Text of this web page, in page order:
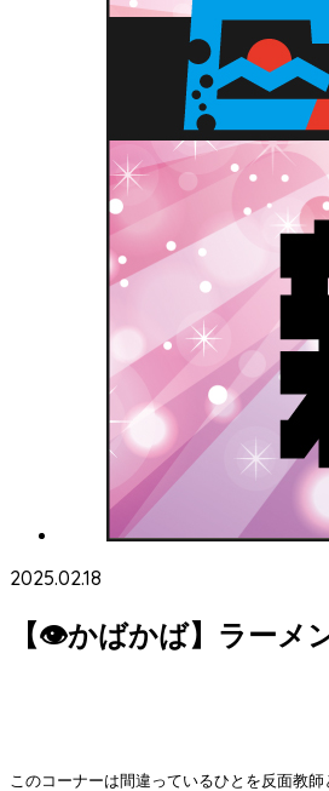
2025.02.18
【👁かばかば】ラーメ
このコーナーは間違っているひとを反面教